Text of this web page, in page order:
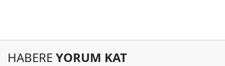
HABERE YORUM KAT